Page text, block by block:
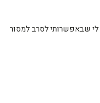
לי שבאפשרותי לסרב למסור